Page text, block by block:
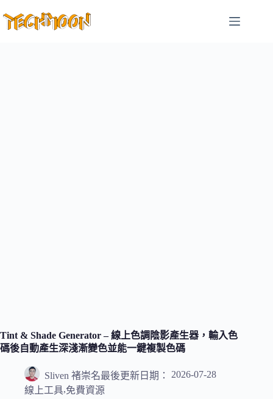
至
Tint & Shade Generator – 線上色調陰影產生器，輸入色
碼後自動產生深淺漸變色並能一鍵複製色碼
Sliven 褚崇名最後更新日期：
2026-07-28
線上工具,免費資源